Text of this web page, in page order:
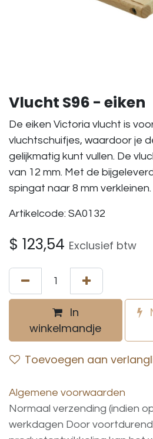
Vlucht S96 - eiken
De eiken Victoria vlucht is
vluchtschuifjes, waardoor je
gelijkmatig kunt vullen. De
van 12 mm. Met de
spingat naar 8 mm verkleinen.
Artikelcode: SA0132
$ 123,54 Exclusief btw
In
winkelmandje
Toevoegen aan
Algemene voorwaarden
Normaal verzending (indien
werkdagen Door